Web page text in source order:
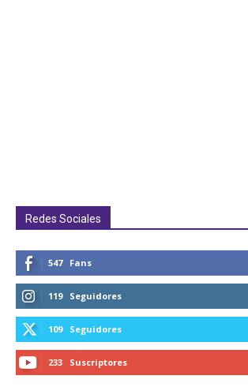
Redes Sociales
547 Fans
119 Seguidores
109 Seguidores
233 Suscriptores